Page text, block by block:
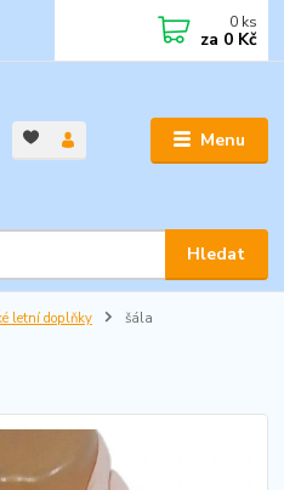
Menu
Hledat
0 ks
za 0 Kč
letní doplňky šála